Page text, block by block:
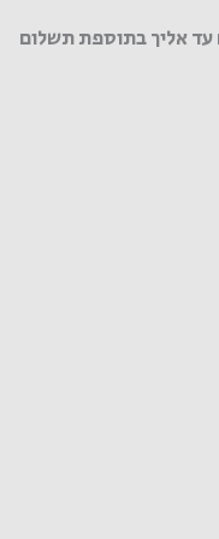
אליך בתוספת תשלום